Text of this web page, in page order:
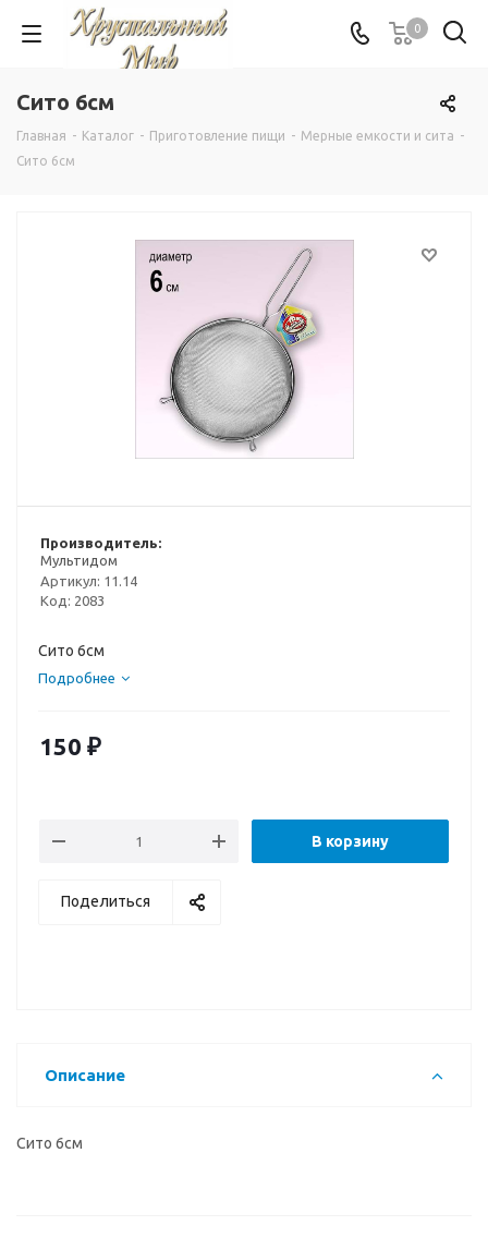
0
Сито 6см
Главная - Каталог - Приготовление пищи - Мерные емкости и сита -
Сито 6см
Производитель:
Мультидом
Артикул: 11.14
Код: 2083
Сито 6см
Подробнее
150 ₽
В корзину
Поделиться
Описание
Сито 6см